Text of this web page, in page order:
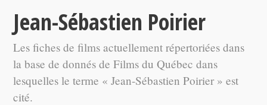
Jean-Sébastien Poirier
Les fiches de films actuellement répertoriées dans
la base de donnés de Films du Québec dans
lesquelles le terme « Jean-Sébastien Poirier » est
cité.